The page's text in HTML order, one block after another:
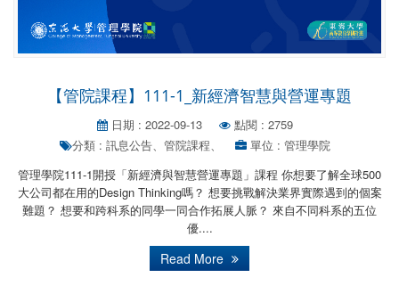
【管院課程】111-1_新經濟智慧與營運專題
日期 : 2022-09-13
點閱 : 2759
分類 : 訊息公告、管院課程、
單位 : 管理學院
管理學院111-1開授「新經濟與智慧營運專題」課程 你想要了解全球500
大公司都在用的Design Thinking嗎？ 想要挑戰解決業界實際遇到的個案
難題？ 想要和跨科系的同學一同合作拓展人脈？ 來自不同科系的五位
優....
Read More